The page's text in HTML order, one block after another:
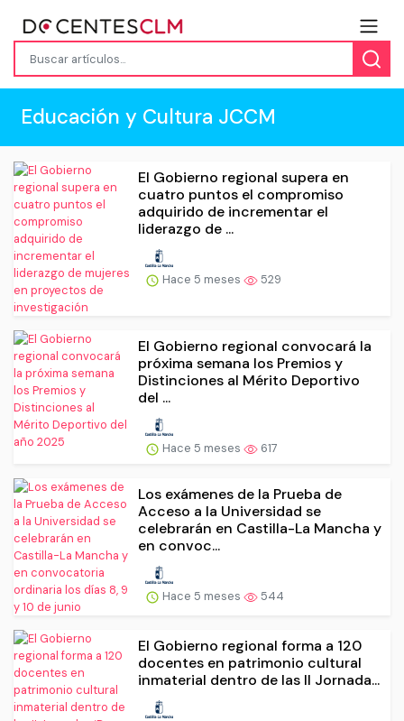
Educación y Cultura JCCM
El Gobierno regional supera en
cuatro puntos el compromiso
adquirido de incrementar el
liderazgo de ...
Hace 5 meses 529
El Gobierno regional convocará la
próxima semana los Premios y
Distinciones al Mérito Deportivo
del ...
Hace 5 meses 617
Los exámenes de la Prueba de
Acceso a la Universidad se
celebrarán en Castilla-La Mancha y
en convoc...
Hace 5 meses 544
El Gobierno regional forma a 120
docentes en patrimonio cultural
inmaterial dentro de las II Jornada...